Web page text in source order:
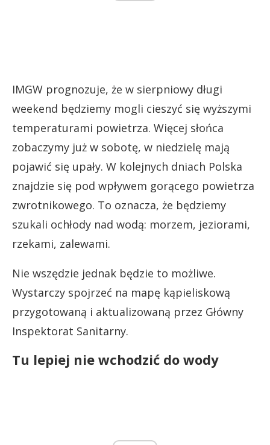
IMGW prognozuje, że w sierpniowy długi
weekend będziemy mogli cieszyć się wyższymi
temperaturami powietrza. Więcej słońca
zobaczymy już w sobotę, w niedzielę mają
pojawić się upały. W kolejnych dniach Polska
znajdzie się pod wpływem gorącego powietrza
zwrotnikowego. To oznacza, że będziemy
szukali ochłody nad wodą: morzem, jeziorami,
rzekami, zalewami.
Nie wszędzie jednak będzie to możliwe.
Wystarczy spojrzeć na mapę kąpieliskową
przygotowaną i aktualizowaną przez Główny
Inspektorat Sanitarny.
Tu lepiej nie wchodzić do wody